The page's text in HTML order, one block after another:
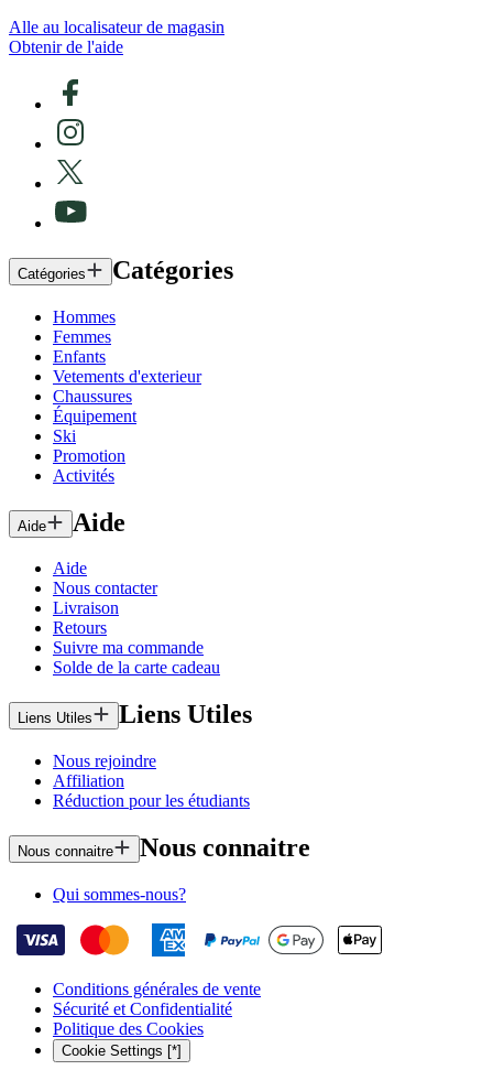
Alle au localisateur de magasin
Obtenir de l'aide
Catégories Catégories
Hommes
Femmes
Enfants
Vetements d'exterieur
Chaussures
Équipement
Ski
Promotion
Activités
Aide Aide
Aide
Nous contacter
Livraison
Retours
Suivre ma commande
Solde de la carte cadeau
Liens Utiles Liens Utiles
Nous rejoindre
Affiliation
Réduction pour les étudiants
Nous connaitre Nous connaitre
Qui sommes-nous?
Conditions générales de vente
Sécurité et Confidentialité
Politique des Cookies
Cookie Settings [*]